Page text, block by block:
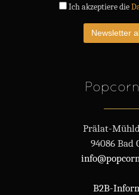
Ich akzeptiere die
Prälat-
94086 Bad
B2B-